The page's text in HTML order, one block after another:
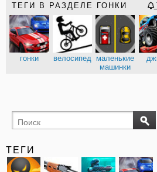
ТЕГИ В РАЗДЕЛЕ ГОНКИ
гонки велосипед
маленькие
машинки
ТЕГИ